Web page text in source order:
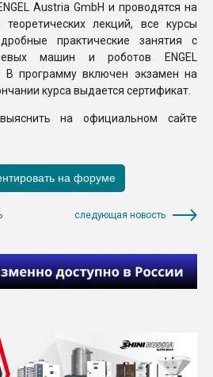
Austria GmbH и проводятся на
лекций, все курсы
практические занятия с
машин и роботов ENGEL
В программу включен экзамен на
курса выдается сертификат.
на официальном сайте
следующая новость